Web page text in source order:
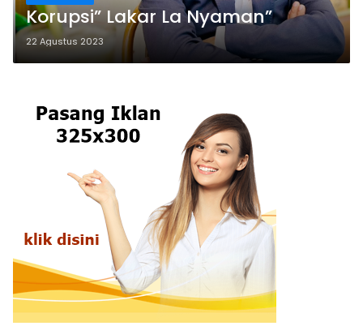
Korupsi” Lakar La Nyaman”
22 Agustus 2023